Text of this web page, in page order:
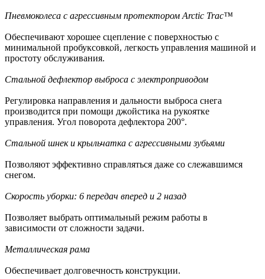
Пневмоколеса с агрессивным протектором Arctic Trac™
Обеспечивают хорошее сцепление с поверхностью с
минимальной пробуксовкой, легкость управления машиной и
простоту обслуживания.
Стальной дефлектор выброса с электроприводом
Регулировка направления и дальности выброса снега
производится при помощи джойстика на рукоятке
управления. Угол поворота дефлектора 200°.
Стальной шнек и крыльчатка с агрессивными зубьями
Позволяют эффективно справляться даже со слежавшимся
снегом.
Скорость уборки: 6 передач вперед и 2 назад
Позволяет выбрать оптимальный режим работы в
зависимости от сложности задачи.
Металлическая рама
Обеспечивает долговечность конструкции.